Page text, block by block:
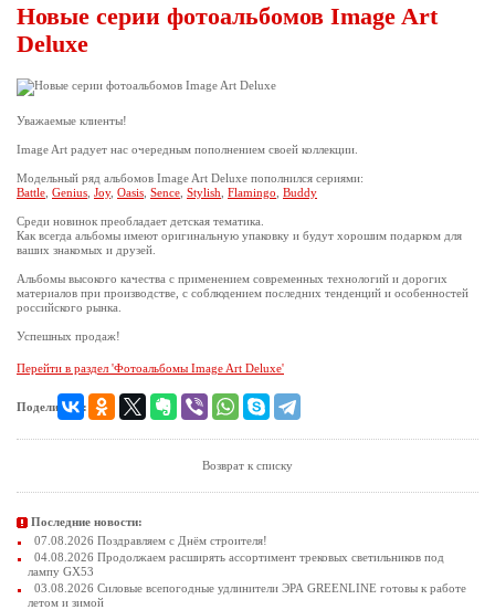
Новые серии фотоальбомов Image Art
Deluxe
Уважаемые клиенты!
Image Art радует нас очередным пополнением своей коллекции.
Модельный ряд альбомов Image Art Deluxe пополнился сериями:
Battle Genius Joy, Oasis Sence Stylish Flamingo Buddy
Среди новинок преобладает детская тематика.
Как всегда альбомы имеют оригинальную упаковку и будут хорошим подарком для
ваших знакомых и друзей.
Альбомы высокого качества с применением современных технологий и дорогих
материалов при производстве, с соблюдением последних тенденций и особенностей
российского рынка.
Успешных продаж!
Перейти в раздел 'Фотоальбомы Image Art Deluxe'
Поделиться:
Возврат к списку
Последние новости:
07.08.2026 Поздравляем с Днём строителя!
04.08.2026 Продолжаем расширять ассортимент трековых светильников под
лампу GX53
03.08.2026 Силовые всепогодные удлинители ЭРА GREENLINE готовы к работе
летом и зимой